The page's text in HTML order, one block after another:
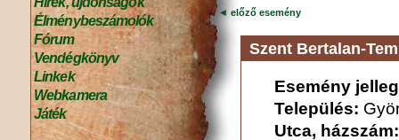
Élménybeszámolók
Fórum
Vendégkönyv
Linkek
Webkamera
Játék
◄ előző esemény
Szent Bertalan-
Esemény
Település:
Utca, házszám: